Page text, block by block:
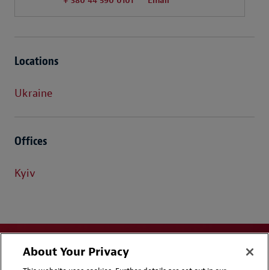
Locations
Ukraine
Offices
Kyiv
About Your Privacy